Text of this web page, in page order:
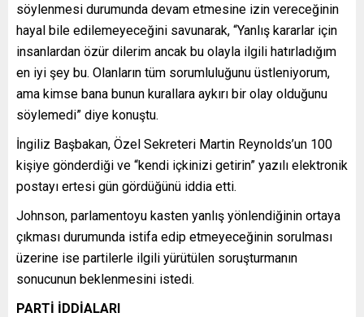
söylenmesi durumunda devam etmesine izin vereceğinin
hayal bile edilemeyeceğini savunarak, “Yanlış kararlar için
insanlardan özür dilerim ancak bu olayla ilgili hatırladığım
en iyi şey bu. Olanların tüm sorumluluğunu üstleniyorum,
ama kimse bana bunun kurallara aykırı bir olay olduğunu
söylemedi” diye konuştu.
İngiliz Başbakan, Özel Sekreteri Martin Reynolds’un 100
kişiye gönderdiği ve “kendi içkinizi getirin” yazılı elektronik
postayı ertesi gün gördüğünü iddia etti.
Johnson, parlamentoyu kasten yanlış yönlendiğinin ortaya
çıkması durumunda istifa edip etmeyeceğinin sorulması
üzerine ise partilerle ilgili yürütülen soruşturmanın
sonucunun beklenmesini istedi.
PARTİ İDDİALARI